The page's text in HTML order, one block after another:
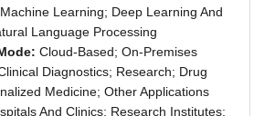
Machine Learning; Deep Learning And
Language Processing
Cloud-Based; On-Premises
Diagnostics; Research; Drug
Medicine; Other Applications
And Clinics; Research Institutes;